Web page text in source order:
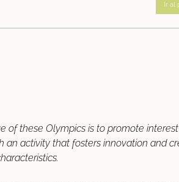
Ir al
of these Olympics is to promote
activity that fosters innovation and